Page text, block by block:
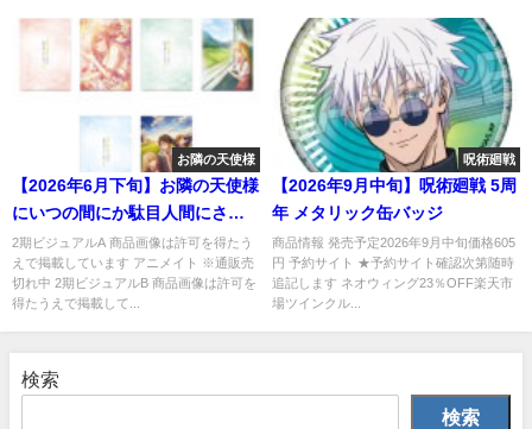
お隣の天使様
【2026年6月下旬】お隣の天使様
にいつの間にか駄目人間にされ
ていた件2 クリアファイル
2期ビジュアルA 商品画像は許可を得たう
えで掲載しています アニメイト ※通販売
切れ中 2期ビジュアルB 商品画像は許可を
得たうえで掲載して...
呪術廻戦
【2026年9月中旬】呪術廻戦 5周
年 メタリック缶バッジ
商品情報 発売予定2026年9月中旬価格605
円 予約サイト ★予約サイト確認次第随時
追記します ネオウィング23％OFF楽天市
場ツインクル...
検索
検索